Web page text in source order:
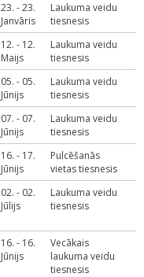
23. - 23.
Janvāris
Laukuma veidu
tiesnesis
12. - 12.
Maijs
Laukuma veidu
tiesnesis
05. - 05.
Jūnijs
Laukuma veidu
tiesnesis
07. - 07.
Jūnijs
Laukuma veidu
tiesnesis
16. - 17.
Jūnijs
Pulcēšanās
vietas tiesnesis
02. - 02.
Jūlijs
Laukuma veidu
tiesnesis
16. - 16.
Jūnijs
Vecākais
laukuma veidu
tiesnesis